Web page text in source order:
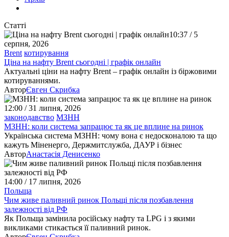
Статті
10:37 / 5
серпня, 2026
Brent котирування
Ціна на нафту Brent сьогодні | графік онлайн
Актуальні ціни на нафту Brent – графік онлайн із біржовими
котируваннями.
АвторЄвген Скрибка
12:00 / 31 липня, 2026
законодавство МЗНН
МЗНН: коли система запрацює та як це вплине на ринок
Українська система МЗНН: чому вона є недосконалою та що
кажуть Міненерго, Держмитслужба, ДАУР і бізнес
АвторАнастасія Денисенко
14:00 / 17 липня, 2026
Польща
Чим живе паливний ринок Польщі після позбавлення
залежності від РФ
Як Польща замінила російську нафту та LPG і з якими
викликами стикається її паливний ринок.